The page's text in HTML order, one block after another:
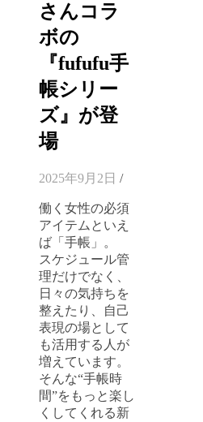
さんコラ
ボの
『fufufu手
帳シリー
ズ』が登
場
2025年9月2日 /
働く女性の必須
アイテムといえ
ば「手帳」。
スケジュール管
理だけでなく、
日々の気持ちを
整えたり、自己
表現の場として
も活用する人が
増えています。
そんな“手帳時
間”をもっと楽し
くしてくれる新